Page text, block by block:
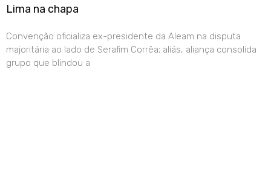
Lima na chapa
Convenção oficializa ex-presidente da Aleam na disputa
majoritária ao lado de Serafim Corrêa; aliás, aliança consolida
grupo que blindou a